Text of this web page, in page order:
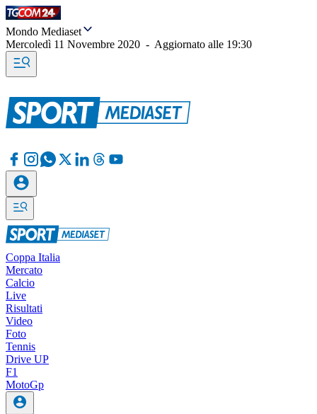
Mondo Mediaset
Mercoledì 11 Novembre 2020 - Aggiornato alle 19:30
Coppa Italia
Mercato
Calcio
Live
Risultati
Video
Foto
Tennis
Drive UP
F1
MotoGp